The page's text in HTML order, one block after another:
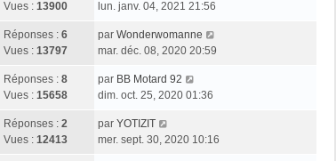
Vues : 13900
lun. janv. 04, 2021 21:56
Réponses : 6
Vues : 13797
par Wonderwomanne
mar. déc. 08, 2020 20:59
Réponses : 8
Vues : 15658
par BB Motard 92
dim. oct. 25, 2020 01:36
Réponses : 2
Vues : 12413
par YOTIZIT
mer. sept. 30, 2020 10:16